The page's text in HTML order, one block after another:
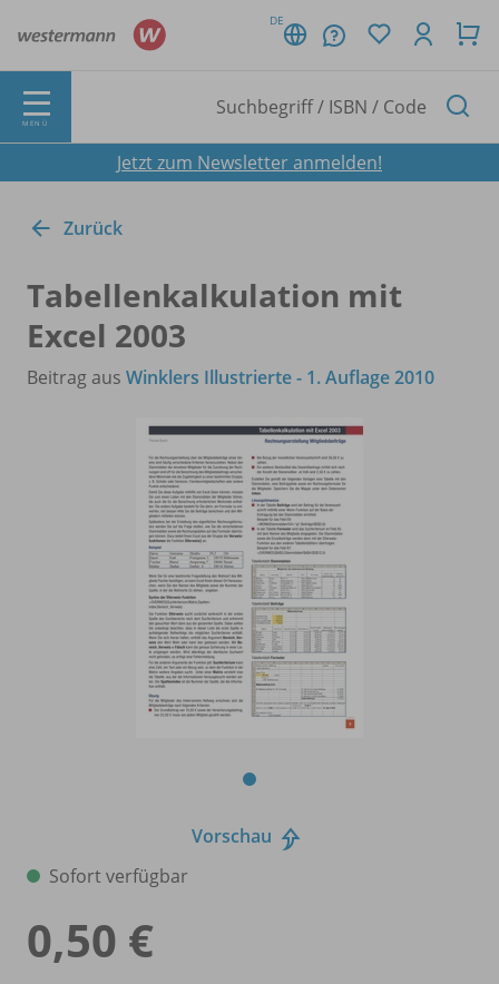
DE
MENÜ
Jetzt zum Newsletter anmelden!
Zurück
Tabellenkalkulation mit
Excel 2003
Beitrag aus Winklers Illustrierte - 1. Auflage 2010
Vorschau
Sofort verfügbar
0,50 €